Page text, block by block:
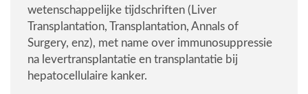
wetenschappelijke tijdschriften ( Liver
Transplantation, Transplantation, Annals of
Surgery, enz), met name over immunosuppressie
na levertransplantatie en transplantatie bij
hepatocellulaire kanker.